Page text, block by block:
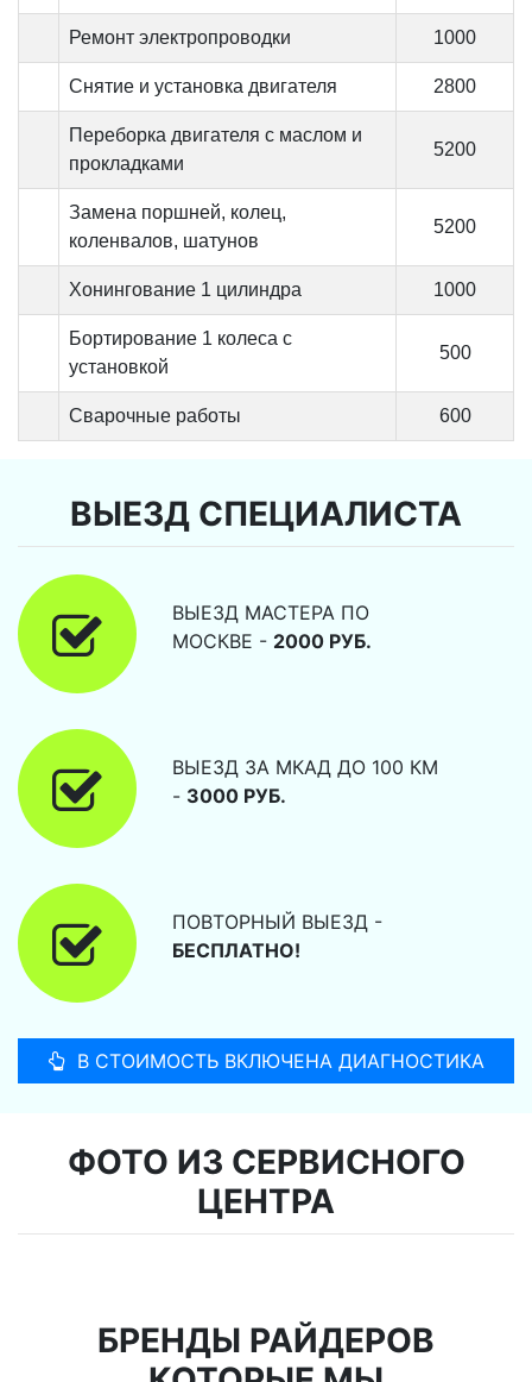
Ремонт электропроводки 1000
Снятие и установка двигателя 2800
Переборка двигателя с маслом и
прокладками
5200
Замена поршней, колец,
коленвалов, шатунов
5200
Хонингование 1 цилиндра 1000
Бортирование 1 колеса с
установкой
500
Сварочные работы 600
ВЫЕЗД СПЕЦИАЛИСТА
ВЫЕЗД МАСТЕРА ПО
МОСКВЕ - 2000 РУБ.
ВЫЕЗД ЗА МКАД ДО 100 КМ
- 3000 РУБ.
ПОВТОРНЫЙ ВЫЕЗД -
БЕСПЛАТНО!
В СТОИМОСТЬ ВКЛЮЧЕНА ДИАГНОСТИКА
ФОТО ИЗ СЕРВИСНОГО
ЦЕНТРА
БРЕНДЫ РАЙДЕРОВ